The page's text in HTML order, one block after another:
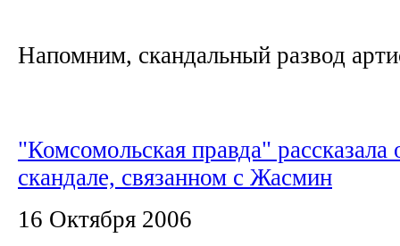
Напомним, скандальный развод
"Комсомольская правда" рассказала
скандале, связанном с Жасмин
16 Октября 2006